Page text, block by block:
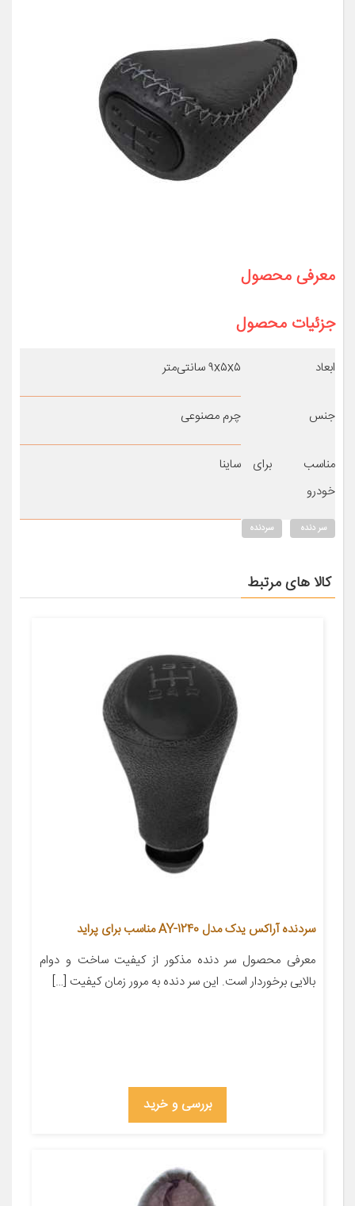
معرفی محصول
جزئیات محصول
ابعاد ۹x۵x۵ سانتی‌متر
جنس چرم مصنوعی
مناسب برای
خودرو
ساینا
سر دنده سردنده
کالا های مرتبط
سردنده آراکس یدک مدل AY-1240 مناسب برای پراید
معرفی محصول سر دنده مذکور از کیفیت ساخت و دوام
بالایی برخوردار است. این سر دنده به مرور زمان کیفیت […]
بررسی و خرید